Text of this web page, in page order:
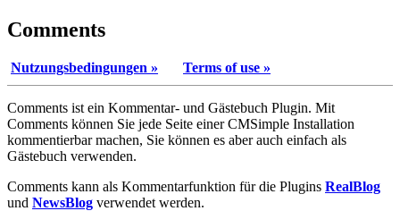
Comments
Nutzungsbedingungen » Terms of use »
Comments ist ein Kommentar- und Gästebuch Plugin. Mit
Comments können Sie jede Seite einer CMSimple Installation
kommentierbar machen, Sie können es aber auch einfach als
Gästebuch verwenden.
Comments kann als Kommentarfunktion für die Plugins RealBlog
und NewsBlog verwendet werden.